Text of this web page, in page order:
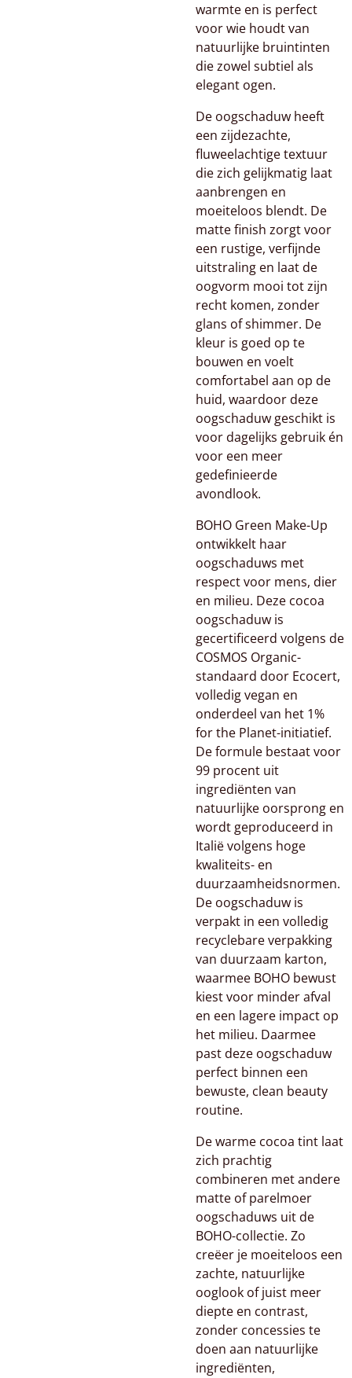
warmte en is perfect
voor wie houdt van
natuurlijke bruintinten
die zowel subtiel als
elegant ogen.
De oogschaduw heeft
een zijdezachte,
fluweelachtige textuur
die zich gelijkmatig laat
aanbrengen en
moeiteloos blendt. De
matte finish zorgt voor
een rustige, verfijnde
uitstraling en laat de
oogvorm mooi tot zijn
recht komen, zonder
glans of shimmer. De
kleur is goed op te
bouwen en voelt
comfortabel aan op de
huid, waardoor deze
oogschaduw geschikt is
voor dagelijks gebruik én
voor een meer
gedefinieerde
avondlook.
BOHO Green Make-Up
ontwikkelt haar
oogschaduws met
respect voor mens, dier
en milieu. Deze cocoa
oogschaduw is
gecertificeerd volgens de
COSMOS Organic-
standaard door Ecocert,
volledig vegan en
onderdeel van het 1%
for the Planet-initiatief.
De formule bestaat voor
99 procent uit
ingrediënten van
natuurlijke oorsprong en
wordt geproduceerd in
Italië volgens hoge
kwaliteits- en
duurzaamheidsnormen.
De oogschaduw is
verpakt in een volledig
recyclebare verpakking
van duurzaam karton,
waarmee BOHO bewust
kiest voor minder afval
en een lagere impact op
het milieu. Daarmee
past deze oogschaduw
perfect binnen een
bewuste, clean beauty
routine.
De warme cocoa tint laat
zich prachtig
combineren met andere
matte of parelmoer
oogschaduws uit de
BOHO-collectie. Zo
creëer je moeiteloos een
zachte, natuurlijke
ooglook of juist meer
diepte en contrast,
zonder concessies te
doen aan natuurlijke
ingrediënten,